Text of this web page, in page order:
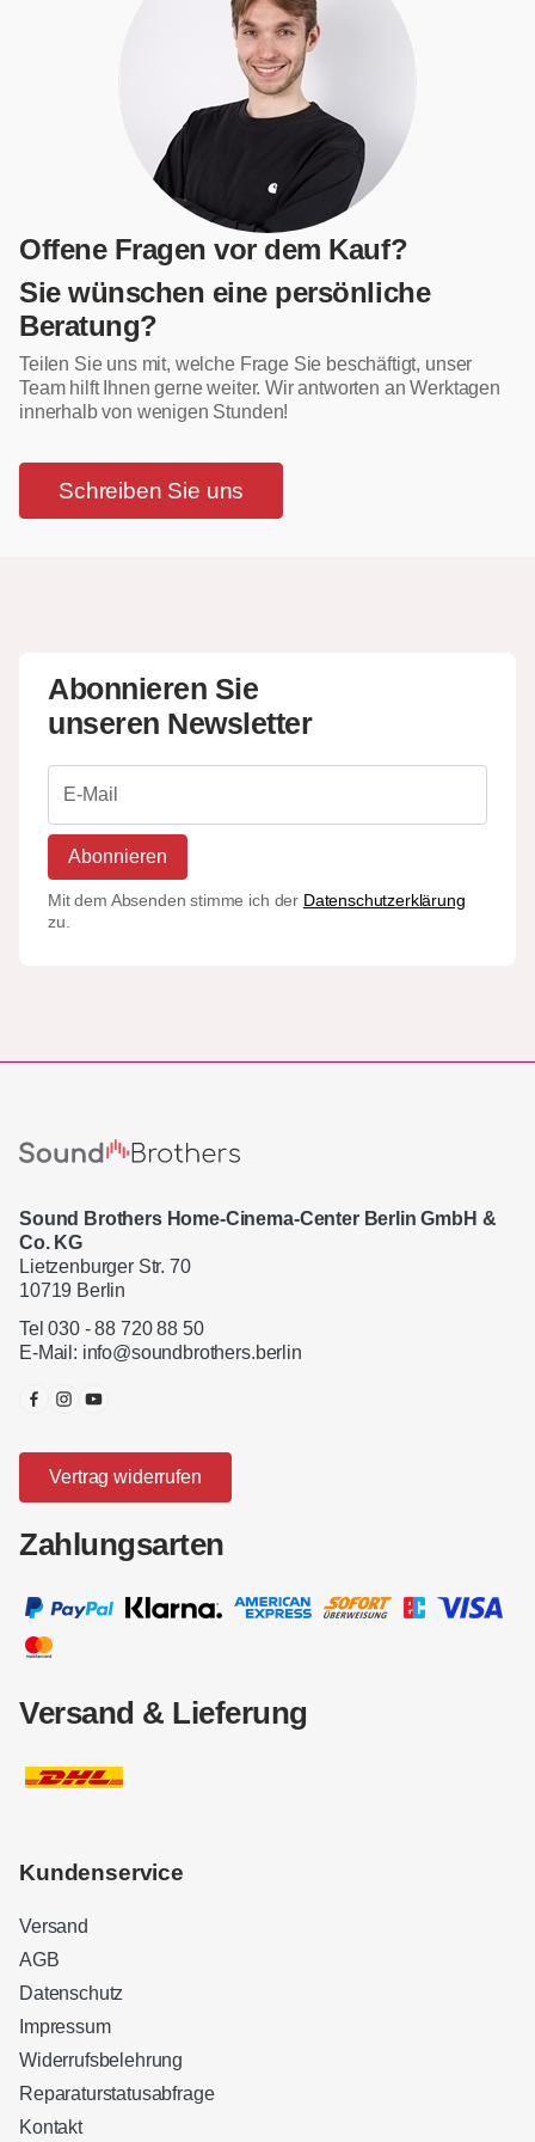
Offene Fragen vor dem Kauf?
Sie wünschen eine persönliche
Beratung?
Teilen Sie uns mit, welche Frage Sie beschäftigt, unser
Team hilft Ihnen gerne weiter. Wir antworten an Werktagen
innerhalb von wenigen Stunden!
Schreiben Sie uns
Abonnieren Sie
unseren Newsletter
Abonnieren
Mit dem Absenden stimme ich der Datenschutzerklärung
zu.
Sound Brothers Home-Cinema-Center Berlin GmbH &
Co. KG
Lietzenburger Str. 70
10719 Berlin
Tel 030 - 88 720 88 50
E-Mail: info@soundbrothers.berlin
Vertrag widerrufen
Zahlungsarten
Versand & Lieferung
Kundenservice
Versand
AGB
Datenschutz
Impressum
Widerrufsbelehrung
Reparaturstatusabfrage
Kontakt